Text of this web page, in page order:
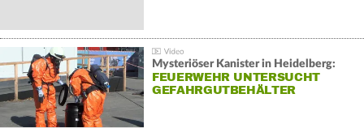
Mysteriöser Kanister in Heidelberg:
FEUERWEHR UNTERSUCHT
GEFAHRGUTBEHÄLTER